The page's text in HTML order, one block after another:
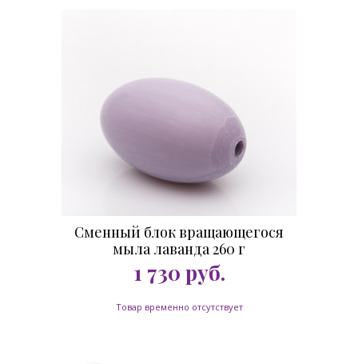
Сменный блок вращающегося
мыла лаванда 260 г
1 730 руб.
Товар временно отсутствует